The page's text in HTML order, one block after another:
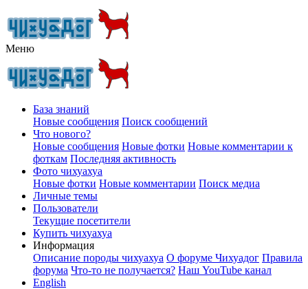
Меню
База знаний
Новые сообщения Поиск сообщений
Что нового?
Новые сообщения Новые фотки Новые комментарии к
фоткам Последняя активность
Фото чихуахуа
Новые фотки Новые комментарии Поиск медиа
Личные темы
Пользователи
Текущие посетители
Купить чихуахуа
Информация
Описание породы чихуахуа О форуме Чихуадог Правила
форума Что-то не получается? Наш YouTube канал
English